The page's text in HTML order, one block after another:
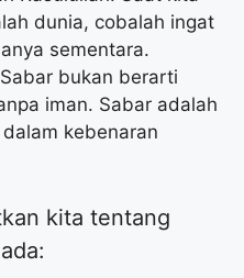
dunia, cobalah ingat
sementara.
Sabar bukan berarti
iman. Sabar adalah
kebenaran
kita tentang